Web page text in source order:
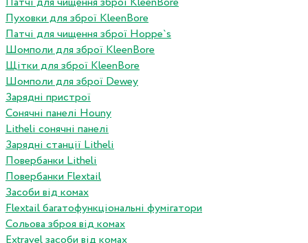
Пуховки для зброї KleenBore
Патчі для чищення зброї Hoppe`s
Шомполи для зброї KleenBore
Щітки для зброї KleenBore
Шомполи для зброї Dewey
Зарядні пристрої
Сонячні панелі Houny
Litheli сонячні панелі
Зарядні станції Litheli
Повербанки Litheli
Повербанки Flextail
Засоби від комах
Flextail багатофункціональні фумігатори
Сольова зброя від комах